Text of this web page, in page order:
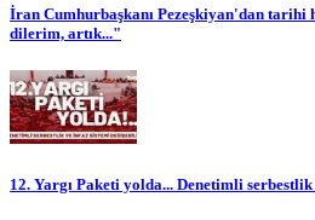
İran Cumhurbaşkanı Pezeşkiyan'dan
dilerim, artık..."
12. Yargı Paketi yolda... Denetimli